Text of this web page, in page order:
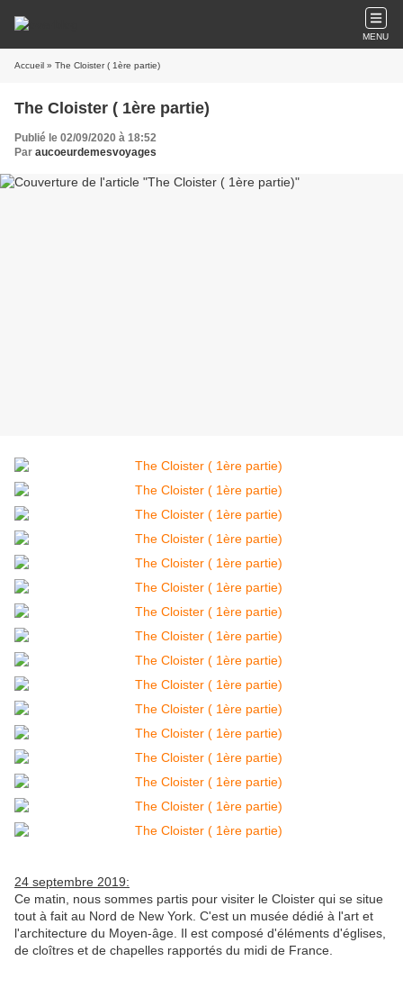
MENU
Accueil » The Cloister ( 1ère partie)
The Cloister ( 1ère partie)
Publié le 02/09/2020 à 18:52
Par aucoeurdemesvoyages
24 septembre 2019:
Ce matin, nous sommes partis pour visiter le Cloister qui se situe
tout à fait au Nord de New York. C'est un musée dédié à l'art et
l'architecture du Moyen-âge. Il est composé d'éléments d'églises,
de cloîtres et de chapelles rapportés du midi de France.